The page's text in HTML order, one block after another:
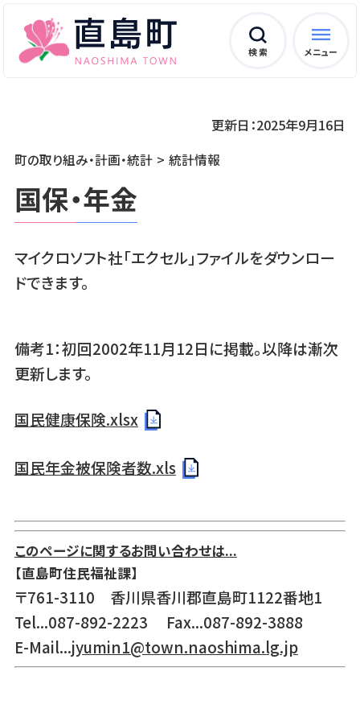
検 索 メニュー
町の取り組み・計画・統計 統計情報
更新日：2025年9月16日
国保・年金
マイクロソフト社「エクセル」ファイルをダウンロー
ドできます。
備考1：初回2002年11月12日に掲載。以降は漸次
更新します。
国民健康保険.xlsx
国民年金被保険者数.xls
このページに関するお問い合わせは...
【直島町住民福祉課】
〒761-3110 香川県香川郡直島町1122番地1
Tel...087-892-2223 Fax...087-892-3888
E-Mail...jyumin1@town.naoshima.lg.jp